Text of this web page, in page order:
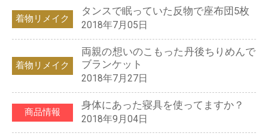
着物リメイク
タンスで眠っていた反物で座布団5枚
2018年7月05日
着物リメイク
両親の想いのこもった丹後ちりめんで
ブランケット
2018年7月27日
商品情報
身体にあった寝具を使ってますか？
2018年9月04日